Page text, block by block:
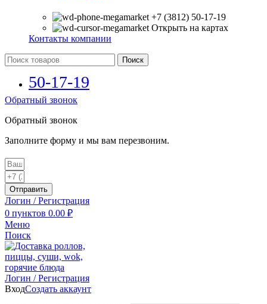
+7 (3812) 50-17-19
Открыть на картах
Контакты компании
Поиск
50-17-19
Обратный звонок
Обратный звонок
Заполните форму и мы вам перезвоним.
Отправить
Логин / Регистрация
0 пунктов 0.00 ₽
Меню
Поиск
Логин / Регистрация
ВходСоздать аккаунт